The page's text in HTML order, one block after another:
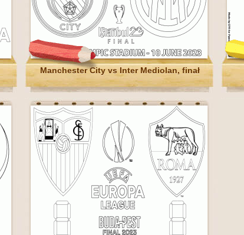
Manchester City vs Inter Mediolan, finał